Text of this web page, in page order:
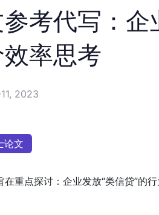
考代写：企
率思考
2023
论文
重点探讨：企业发放“类信贷”的